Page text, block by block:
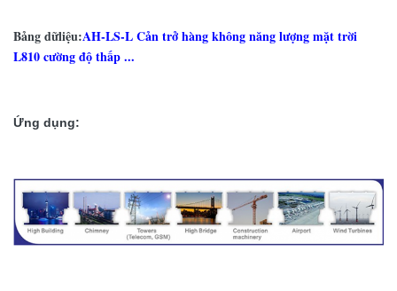
Bảng dữliệu:AH-LS-L Cản trở hàng không năng lượng mặt trời
L810 cường độ thấp ...
Ứng dụng: